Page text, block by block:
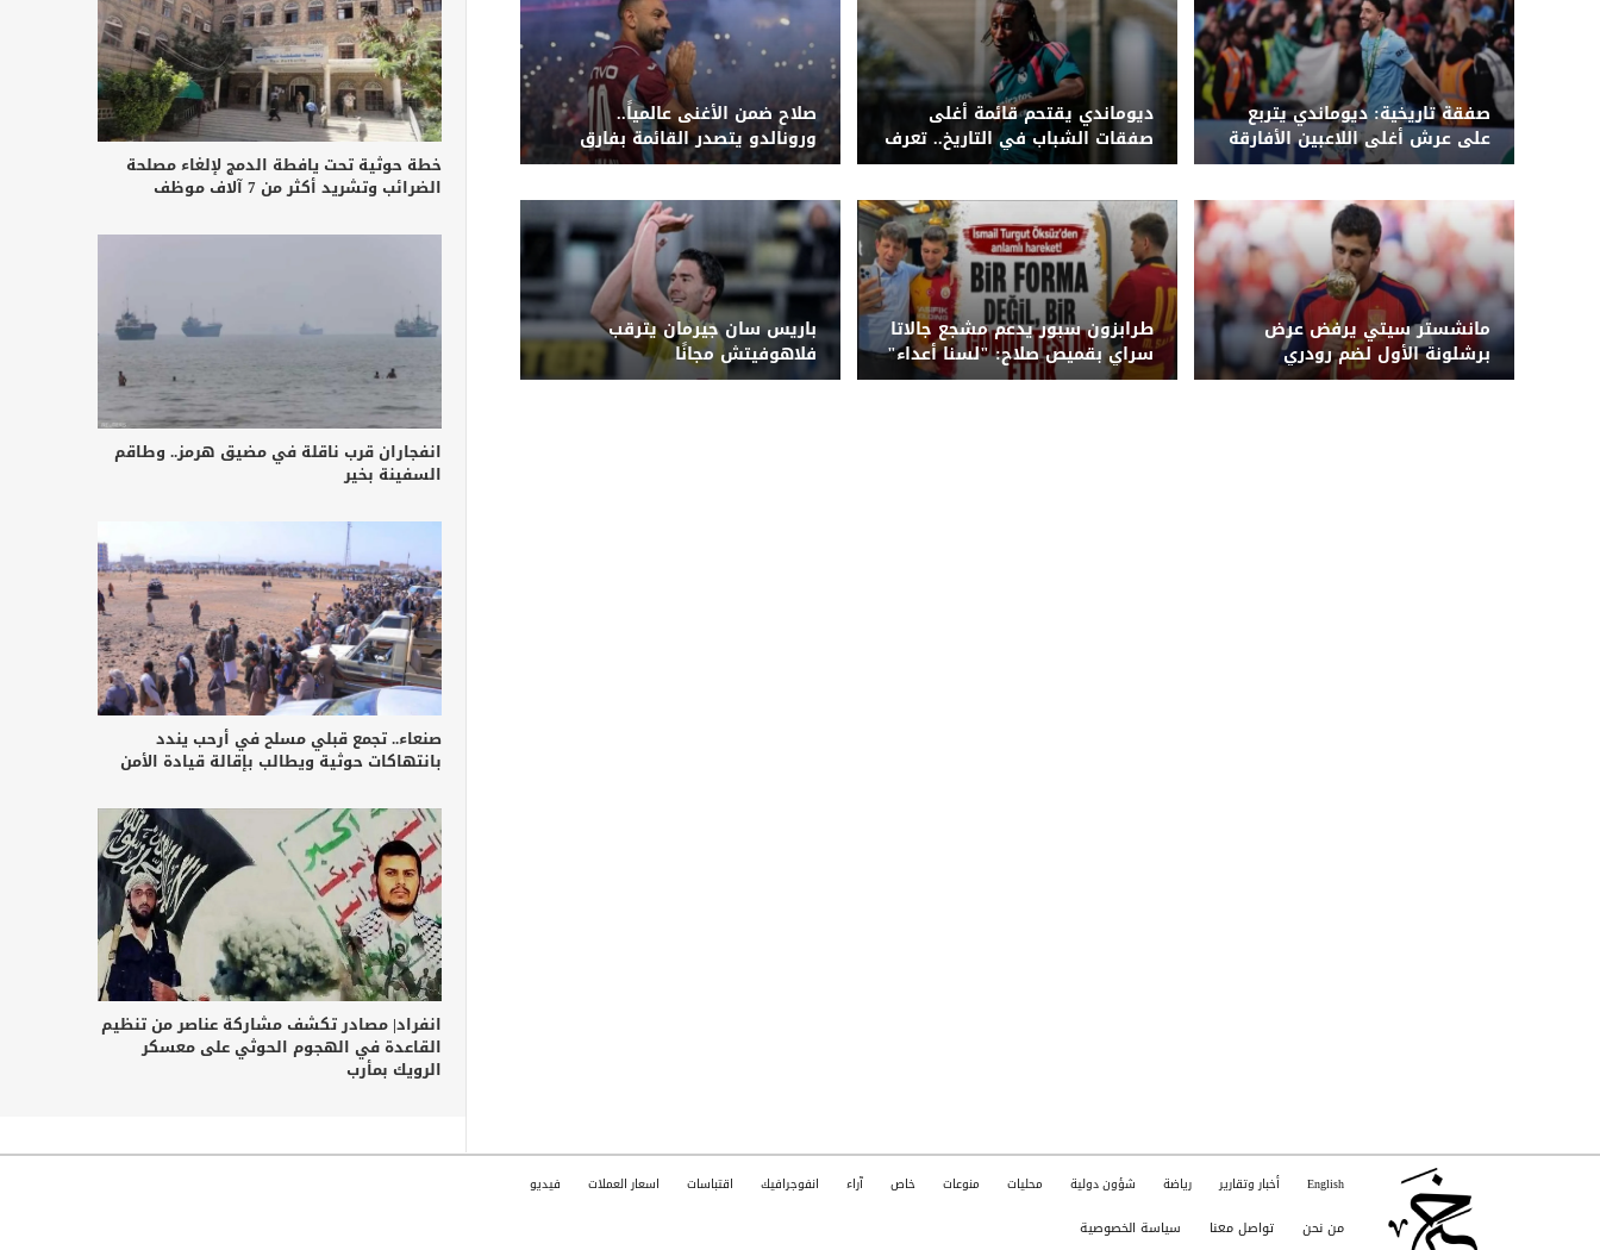
صفقة تاريخية: ديوماندي يتربع
على عرش أغلى اللاعبين الأفارقة
بانتقاله لريال مدريد
ديوماندي يقتحم قائمة أغلى
صفقات الشباب في التاريخ.. تعرف
على القائمة الكاملة
صلاح ضمن الأغنى عالمياً..
ورونالدو يتصدر القائمة بفارق
كبير
مانشستر سيتي يرفض عرض
برشلونة الأول لضم رودري
طرابزون سبور يدعم مشجع جالاتا
سراي بقميص صلاح: "لسنا أعداء"
باريس سان جيرمان يترقب
فلاهوفيتش مجانًا
خطة حوثية تحت يافطة الدمج لإلغاء مصلحة
الضرائب وتشريد أكثر من 7 آلاف موظف
انفجاران قرب ناقلة في مضيق هرمز.. وطاقم
السفينة بخير
صنعاء.. تجمع قبلي مسلح في أرحب يندد
بانتهاكات حوثية ويطالب بإقالة قيادة الأمن
انفراد| مصادر تكشف مشاركة عناصر من تنظيم
القاعدة في الهجوم الحوثي على معسكر
الرويك بمأرب
English أخبار وتقارير رياضة شؤون دولية محليات منوعات خاص آراء انفوجرافيك اقتباسات اسعار العملات فيديو
من نحن تواصل معنا سياسة الخصوصية